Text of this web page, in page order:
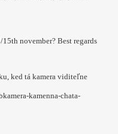
november? Best regards
ked tá kamera viditeľne
kamenna-chata-